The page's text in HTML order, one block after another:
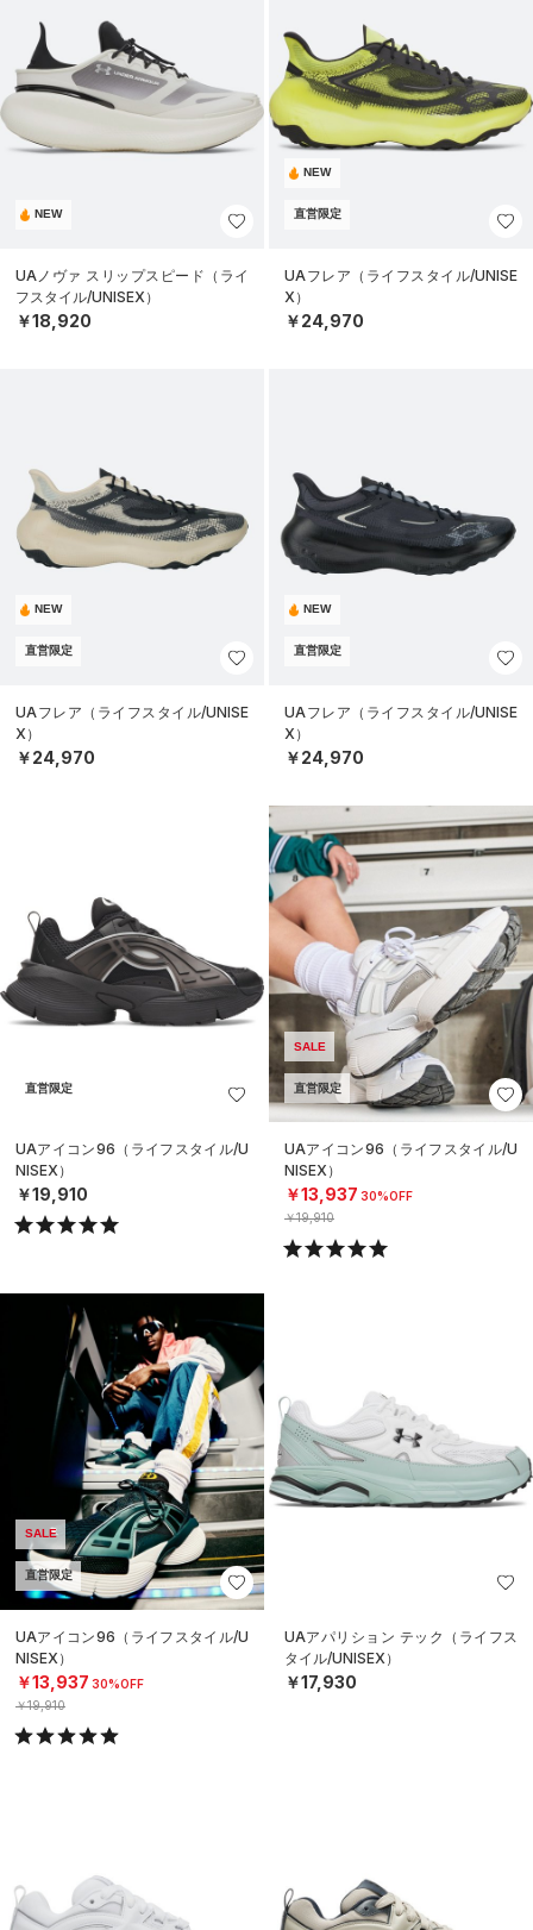
NEW
UAノヴァ スリップスピード（ライ
フスタイル/UNISEX）
￥18,920
NEW
直営限定
UAフレア（ライフスタイル/UNISE
X）
￥24,970
NEW
直営限定
UAフレア（ライフスタイル/UNISE
X）
￥24,970
NEW
直営限定
UAフレア（ライフスタイル/UNISE
X）
￥24,970
直営限定
UAアイコン96（ライフスタイル/U
NISEX）
￥19,910
SALE
直営限定
UAアイコン96（ライフスタイル/U
NISEX）
￥13,937 30%OFF
￥19,910
SALE
直営限定
UAアイコン96（ライフスタイル/U
NISEX）
￥13,937 30%OFF
￥19,910
UAアパリション テック（ライフス
タイル/UNISEX）
￥17,930